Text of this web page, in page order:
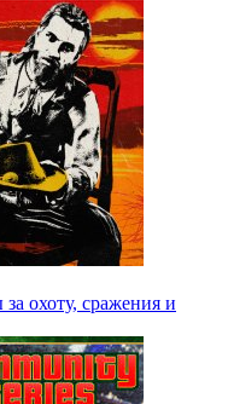
охоту, сражения и